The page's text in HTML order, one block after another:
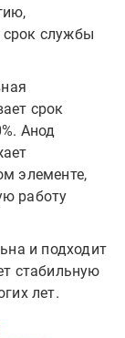
службы
срок
Анод
элементе,
работу
и подходит
стабильную
лет.